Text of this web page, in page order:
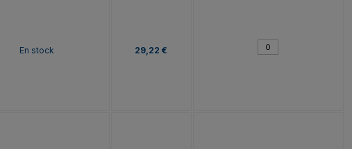
En stock 29,22 €